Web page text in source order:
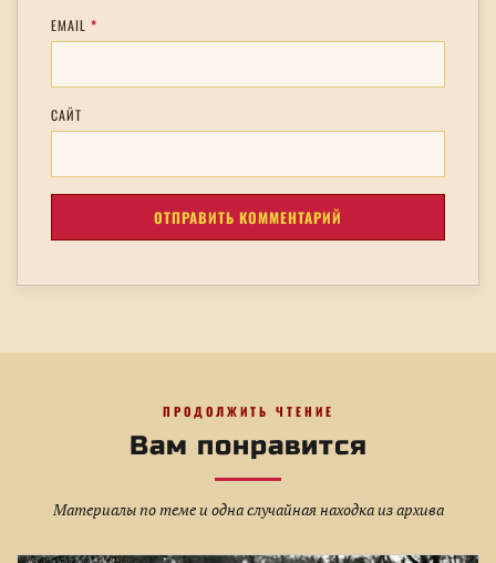
EMAIL *
САЙТ
ПРОДОЛЖИТЬ ЧТЕНИЕ
Вам понравится
Материалы по теме и одна случайная находка из архива